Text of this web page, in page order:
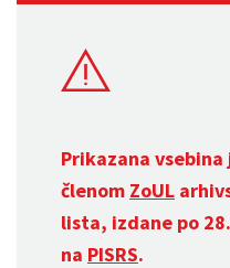
Prikazana vsebina
členom ZoUL
lista, izdane po
na PISRS.